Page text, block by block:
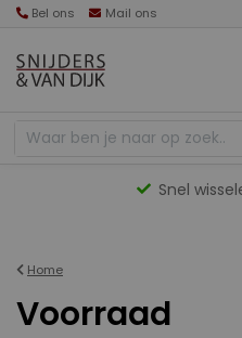
Bel ons Mail ons
Home
Voorraad